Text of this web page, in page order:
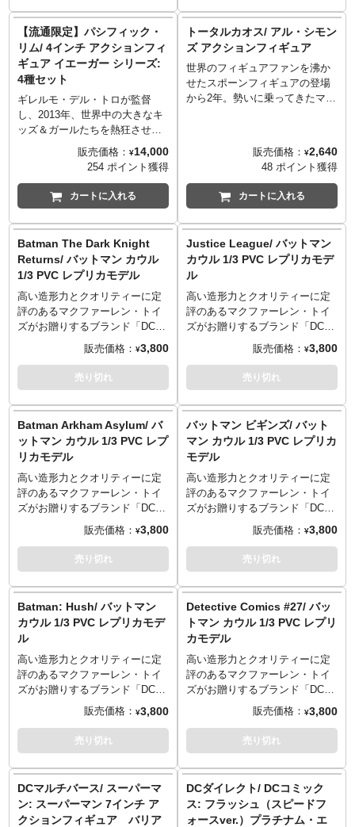
スプレイするも良し、別々にコ
レクションするも良しなアイテ
ムです。
※付属のコミックは英語表記と
なります。
※パッケージは輸送用となりま
すため、多少の傷やダメージが
ある場合もございます。
体。全高約10センチとコレクシ
ョンしやすいサイズで、可動さ
せて気軽に遊べるフィギュア
に！それぞれに組み立て式のミ
ニジオラマ、ビークル2台、コミ
コミック『Pacific Rim
Aftermath / パシフィック・リム
アフターマス』も#1から#4まで
が揃えることが出来るという激
【流通限定】パシフィック・
リム/ 4インチ アクションフィ
ギュア イエーガー シリーズ:
4種セット
ギレルモ・デル・トロが監督
し、2013年、世界中の大きなキ
ッズ＆ガールたちを熱狂させた
映画『パシフィック・リム』。
そんなSF映画に一石を投じた作
品が、マクファーレントイズか
らこの2023年にアクションフィ
ギュア化となりました！ライン
ナップするのはジプシー・デン
クリムゾン・タイフーン、スト
ライカー・エウレカの「イェー
ガー」サイド4機。全高約10セン
チとコレクションしやすいサイ
ズで、可動させて気軽に遊べる
フィギュアに！組み立て式のミ
ニジオラマ、ビークル2台、コミ
ックが付属します。ミニジオラ
マには分割ラインがあり、まさ
かの破壊再現も！？英語の原書
リム ドリフト』も#1から#4まで
が揃えることが出来るという激
アツ仕様です！
販売価格： ¥14,000
254 ポイント獲得
カートに入れる
トータルカオス/ アル・シモン
ズ アクションフィギュア
世界のフィギュアファンを沸か
せたスポーンフィギュアの登場
から2年。勢いに乗ってきたマク
ル・シモンズを発掘。特殊部隊
感とモリモリの武器、そしてス
ポーン初期から中期くらいの存
在感のあるパッケージにワクワ
※こちらは当時発売されたフィ
ギュアとなりますので、経年劣
化やパッケージのダメージ等が
ある場合がございます。ダメー
ジ等での交換・返品は出来ませ
んのでご了承の上お買い求めく
ださい。
販売価格： ¥2,640
48 ポイント獲得
カートに入れる
Batman The Dark Knight
Returns/ バットマン カウル
1/3 PVC レプリカモデル
高い造形力とクオリティーに定
評のあるマクファーレン・トイ
ズがお贈りするブランド「DCダ
イレクト」。『Batman The
Dark Knight Returns』版バット
マンのバットカウルが、PVC製
レプリカとして1/3スケール化で
りと再現。
販売価格： ¥3,800
売り切れ
Justice League/ バットマン
カウル 1/3 PVC レプリカモデ
ル
高い造形力とクオリティーに定
評のあるマクファーレン・トイ
ズがお贈りするブランド「DCダ
イレクト」。『Justice
League』版バットマンのバット
カウルが、PVC製レプリカとし
て1/3スケール化です！このサイ
販売価格： ¥3,800
売り切れ
Batman Arkham Asylum/ バ
ットマン カウル 1/3 PVC レプ
リカモデル
高い造形力とクオリティーに定
評のあるマクファーレン・トイ
ズがお贈りするブランド「DCダ
イレクト」。『Batman Arkham
Asylum』版バットマンのバット
カウルが、PVC製レプリカとし
て1/3スケール化です！このサイ
販売価格： ¥3,800
売り切れ
バットマン ビギンズ/ バット
マン カウル 1/3 PVC レプリカ
モデル
高い造形力とクオリティーに定
評のあるマクファーレン・トイ
ズがお贈りするブランド「DCダ
イレクト」より、クリストファ
ー・ノーランによる『ダークナ
イトトリロジー』の1作目、
2005年の映画『バットマン ビギ
クションしやすいサイズで登
場！このサイズ感でもシルエッ
トの特徴やカラーなどはしっか
りと再現。
販売価格： ¥3,800
売り切れ
Batman: Hush/ バットマン
カウル 1/3 PVC レプリカモデ
ル
高い造形力とクオリティーに定
評のあるマクファーレン・トイ
ズがお贈りするブランド「DCダ
イレクト」より、ジェフ・ロー
ブ＆ジム・リーによる名作コミ
ックス『Batman: Hush』のバッ
トカウルのPVC製レプリカが、
感でもシルエットの特徴やカラ
ーなどはしっかりと再現。
販売価格： ¥3,800
売り切れ
Detective Comics #27/ バッ
トマン カウル 1/3 PVC レプリ
カモデル
高い造形力とクオリティーに定
評のあるマクファーレン・トイ
ズがお贈りするブランド「DCダ
イレクト」より、バットマン初
登場となった『Detective
Comics #27』のバットカウルの
PVC製レプリカが、1/3スケール
エットの特徴やカラーなどはし
っかりと再現。
販売価格： ¥3,800
売り切れ
DCマルチバース/ スーパーマ
ン: スーパーマン 7インチ ア
クションフィギュア バリア
DCダイレクト/ DCコミック
ス: フラッシュ（スピードフ
ォースver.）プラチナム・エ